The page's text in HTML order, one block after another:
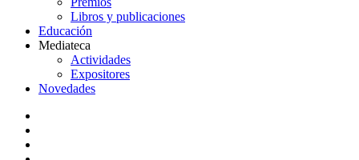
Libros y publicaciones
Educación
Mediateca
Actividades
Expositores
Novedades